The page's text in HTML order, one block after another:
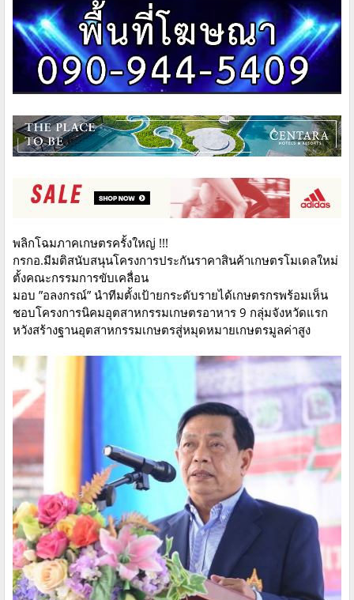
พลิกโฉมภาคเกษตรครั้งใหญ่ !!!
กรกอ.มีมติสนับสนุนโครงการประกันราคาสินค้าเกษตรโมเดลใหม่
ตั้งคณะกรรมการขับเคลื่อน
มอบ ”อลงกรณ์” นำทีมตั้งเป้ายกระดับรายได้เกษตรกรพร้อมเห็น
ชอบโครงการนิคมอุตสาหกรรมเกษตรอาหาร 9 กลุ่มจังหวัดแรก
หวังสร้างฐานอุตสาหกรรมเกษตรสู่หมุดหมายเกษตรมูลค่าสูง